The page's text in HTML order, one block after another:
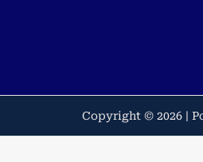
Copyright © 2026 |